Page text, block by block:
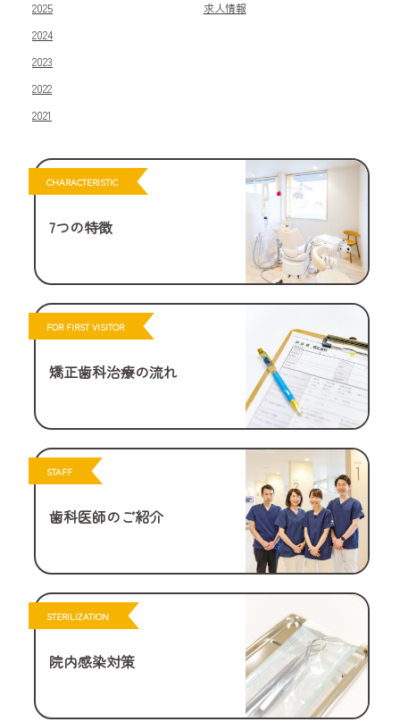
2025
2024
2023
2022
2021
求人情報
CHARACTERISTIC
7つの特徴
FOR FIRST VISITOR
矯正歯科治療の流れ
STAFF
歯科医師のご紹介
STERILIZATION
院内感染対策